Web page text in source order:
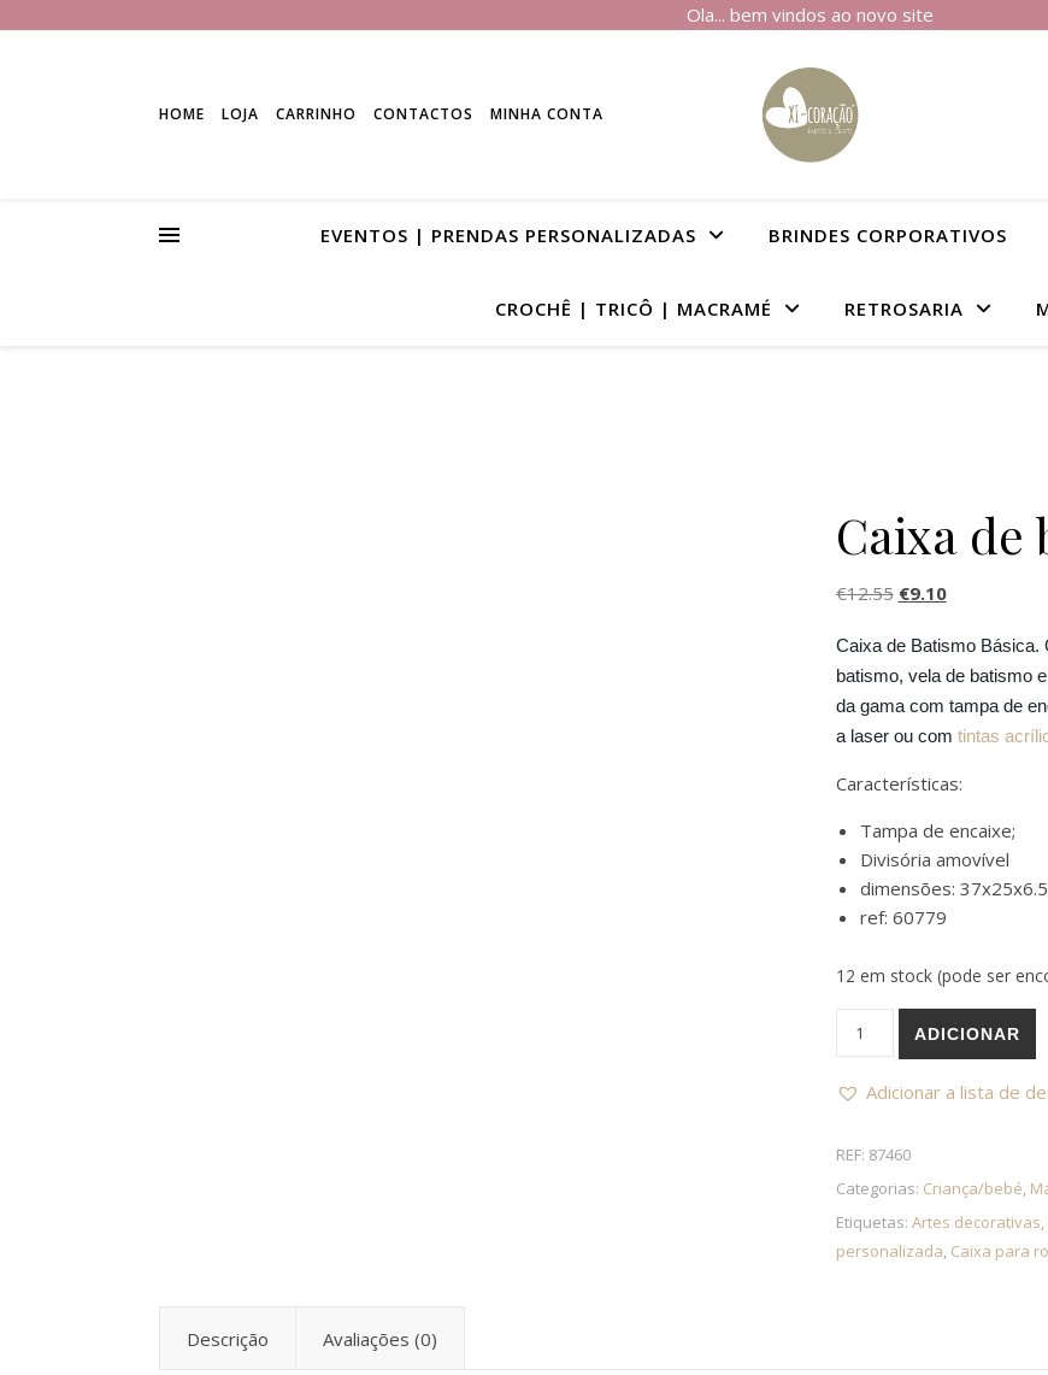
Ola... bem vindos ao novo site
HOME LOJA CARRINHO CONTACTOS MINHA CONTA
EVENTOS | PRENDAS PERSONALIZADAS BRINDES CORPORATIVOS
CROCHÊ | TRICÔ | MACRAMÉ RETROSARIA
Caixa de
€12.55 O preço original
€9.10O preço
Caixa de Batismo Básica.
batismo, vela de batismo
da gama com tampa de
a laser ou com tintas
Características:
Tampa de encaixe;
Divisória amovível
dimensões:
ref: 60779
12 em stock (pode ser
Quantidade de Caixa de
ADICIONAR
Adicionar a lista de
REF: 87460
Categorias: Criança/bebé,
Etiquetas: Artes decorativas,
personalizada, Caixa para
Descrição Avaliações (0)